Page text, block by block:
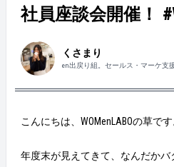
社員座談会開催！
くさまり
en出戻り組。セールス・マーケ支
こんにちは、WOMenLABOの草です
年度末が見えてきて、なんだかバ